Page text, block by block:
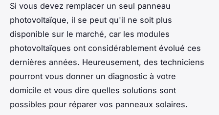
Si vous devez remplacer un seul panneau
photovoltaïque, il se peut qu'il ne soit plus
disponible sur le marché, car les modules
photovoltaïques ont considérablement évolué ces
dernières années. Heureusement, des techniciens
pourront vous donner un diagnostic à votre
domicile et vous dire quelles solutions sont
possibles pour réparer vos panneaux solaires.